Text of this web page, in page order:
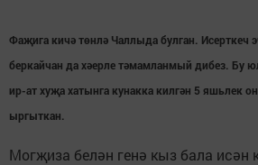
Фаҗига кичә төнлә Чаллыда булган. Исерткеч
беркайчан да хәерле тәмамланмый дибез. Бу
ир-ат хуҗа хатынга кунакка килгән 5 яшьлек
ыргыткан.
Могҗиза белән генә кыз бала исән